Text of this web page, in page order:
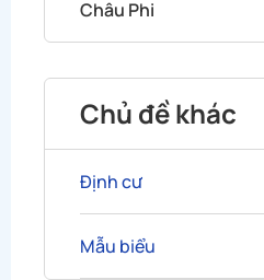
Châu Phi
Chủ đề khác
Định cư
Mẫu biểu